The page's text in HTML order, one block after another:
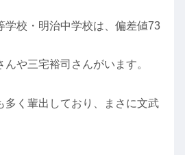
学校・明治中学校は、偏差値73
や三宅裕司さんがいます。
多く輩出しており、まさに文武